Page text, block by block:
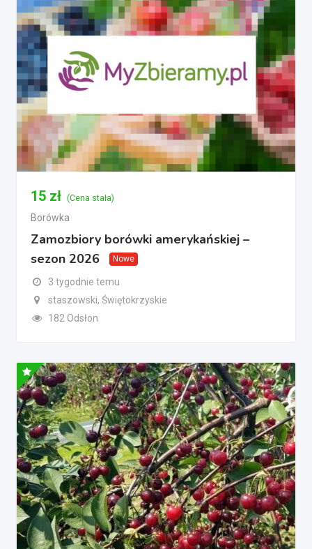
15 zł (Cena stała)
Borówka
Zamozbiory borówki amerykańskiej –
sezon 2026
Nowe
3 tygodnie temu
staszowski, Świętokrzyskie
182 Odsłon